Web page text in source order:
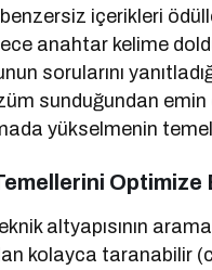
içerikleri
anahtar kelime
sorularını
sunduğundan emin
yükselmenin temel
Optimize
altyapısının
kolayca taranabilir